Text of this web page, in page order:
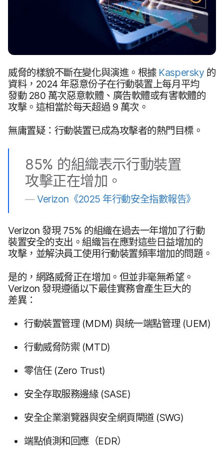
威脅​的​樣貌​不斷​在​變化​與​演進。​根據 Kaspersky 的​
資料， 2024 年​惡意​份子​在​行動​裝置​上​每​月​平均​
發動280 萬​次​惡意​軟體、​廣告​軟體​或​有害​軟體​的​
攻擊。​這​相當於​每​天​超過 9 萬次。
無​庸置疑：​行動​裝置​已​成為​攻擊者​的​熱門​目標。
85% 的​組織​表示​行動​裝置​
攻擊​正在​增加。
—Verizon 《2025 年​行動​安全​指數​報告​》
Verizon發現75% 的​組織​在​過去​一​年​增加​了​行動​
裝置​安全​的​支出。​組織​旨​在​應對​這些​日益​增加​的​
攻擊，​並​解決​員工​使用​行動​裝置​頻率​增加​的​問題。
是​的，​網路​威脅正在​增加。​但​並​非​毫無​希望。
Verizon發現​遵循​以下​最佳​實務會​產生​巨​大​的​
差異：
行動​裝置​管理 (MDM) 與​統一​端點​管理 (UEM)
行動威脅​防禦 (MTD)
零信任 (Zero Trust)
安全​存取​服務​邊緣 (SASE)
安全​企業​瀏覽器​與​安全​網頁閘道 (SWG)
端點偵測​和​回應​（EDR）